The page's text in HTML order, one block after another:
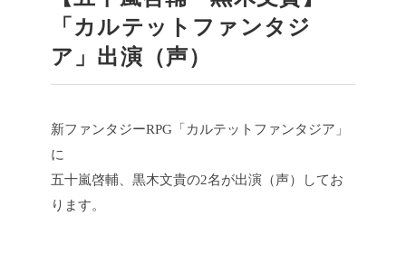
「カルテットファンタジ
ア」出演（声）
新ファンタジーRPG「カルテットファンタジア」
に
五十嵐啓輔、黒木文貴の2名が出演（声）してお
ります。